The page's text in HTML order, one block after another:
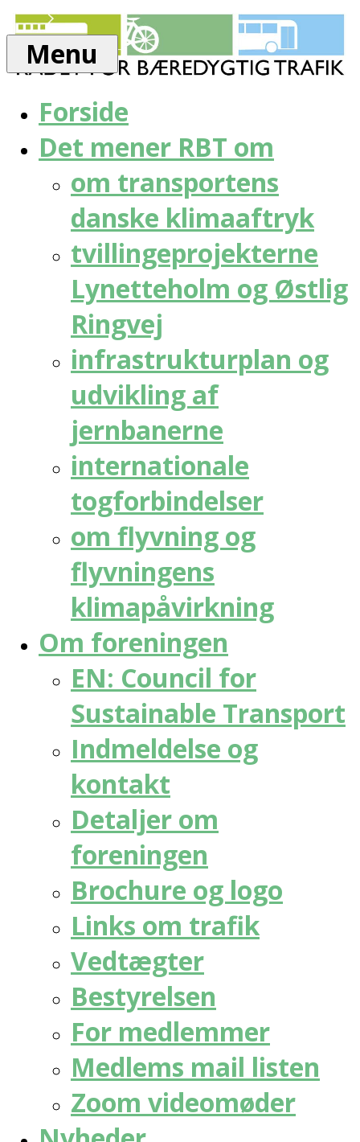
Skip
content
Rådet
for
bæredygtig
trafik
Menu
Forside
Det mener RBT om
om transportens
danske klimaaftryk
tvillingeprojekterne
Lynetteholm og Østlig
Ringvej
infrastrukturplan og
udvikling af
jernbanerne
internationale
togforbindelser
om flyvning og
flyvningens
klimapåvirkning
Om foreningen
EN: Council for
Sustainable Transport
Indmeldelse og
kontakt
Detaljer om
foreningen
Brochure og logo
Links om trafik
Vedtægter
Bestyrelsen
For medlemmer
Medlems mail listen
Zoom videomøder